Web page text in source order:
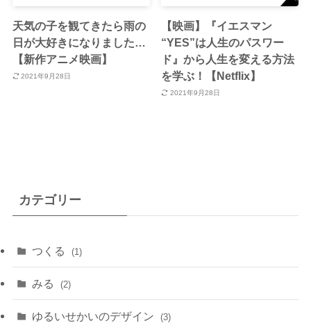
天気の子を観てきたら雨の
日が大好きになりました…
【新作アニメ映画】
2021年9月28日
【映画】『イエスマン
“YES”は人生のパスワー
ド』から人生を変える方法
を学ぶ！【Netflix】
2021年9月28日
カテゴリー
つくる (1)
みる (2)
ゆるいせかいのデザイン (3)